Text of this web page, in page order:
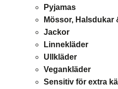
Pyjamas
Mössor, Halsdukar
Jackor
Linnekläder
Ullkläder
Vegankläder
Sensitiv för extra